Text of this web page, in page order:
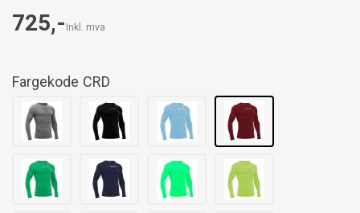
725,- Inkl. mva
Fargekode CRD